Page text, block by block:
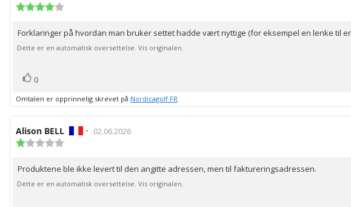
5
mulige
Omtaletekst:
Forklaringer på hvordan man bruker settet hadde vært nyttige (for eksempel en lenke til
Dette er en automatisk oversettelse. Vis originalen.
Liker
0
Omtalen er opprinnelig skrevet på Nordicagolf FR
Forfatter:
Alison BELL • Omtaledato:
02.06.2026
5
mulige
Omtaletekst:
Produktene ble ikke levert til den angitte adressen, men til faktureringsadressen.
Dette er en automatisk oversettelse. Vis originalen.